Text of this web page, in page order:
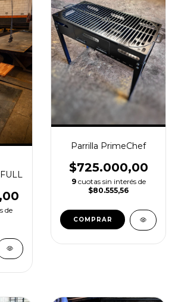
de
Parrilla PrimeChef
$725.000,00
9 cuotas sin interés de
$80.555,56